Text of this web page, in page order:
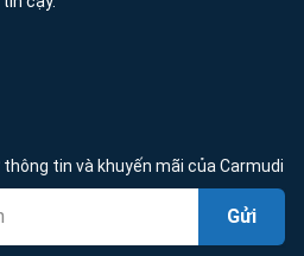
tin và khuyến mãi của Carmudi
Gửi